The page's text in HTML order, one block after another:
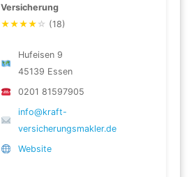
Versicherung
★★★★ ☆ (18)
Hufeisen 9
45139 Essen
0201 81597905
info@kraft-
versicherungsmakler.de
Website